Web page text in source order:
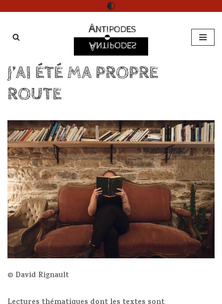
au
J’AI ÉTÉ MA PROPRE
ROUTE
© David Rignault